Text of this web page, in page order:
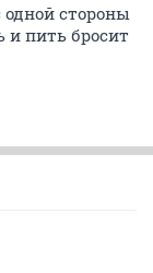
одной стороны
и пить бросит